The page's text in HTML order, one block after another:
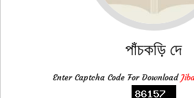
পাঁচকড়ি দে
Enter Captcha Code For Download